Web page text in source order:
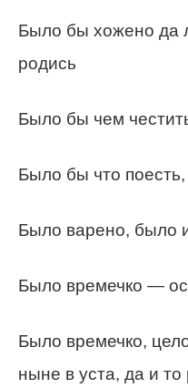
Было бы хожено да
родись
Было бы чем
Было бы что поесть,
Было варено, было
Было времечко —
Было времечко,
ныне в уста, да и